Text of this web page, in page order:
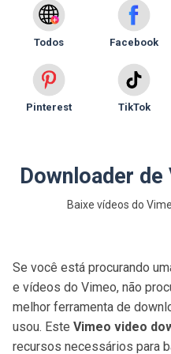
Todos Facebook
Pinterest TikTok
Downloader
Baixe vídeos do
Se você está procurando
e vídeos do Vimeo, não
melhor ferramenta de
usou. Este Vimeo video
recursos necessários para